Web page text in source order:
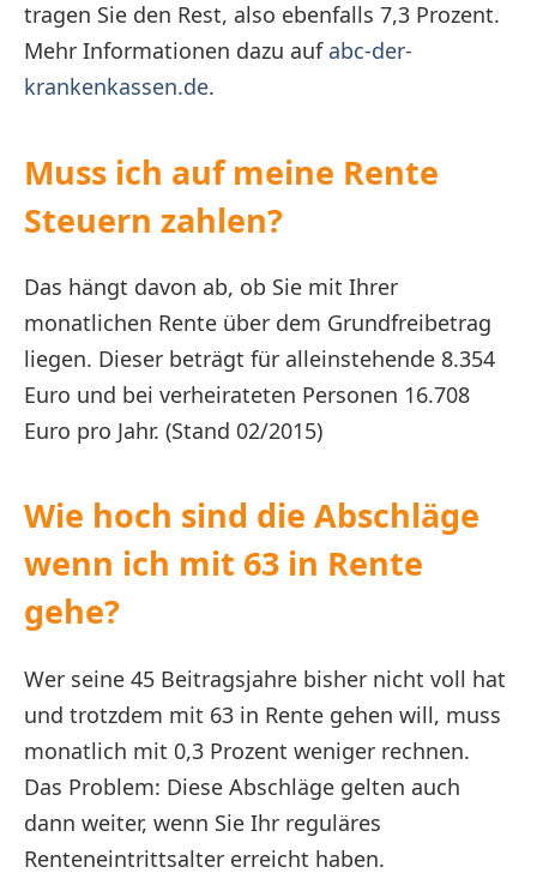
tragen Sie den Rest, also ebenfalls 7,3 Prozent.
Mehr Informationen dazu auf abc-der-
krankenkassen.de.
Muss ich auf meine Rente
Steuern zahlen?
Das hängt davon ab, ob Sie mit Ihrer
monatlichen Rente über dem Grundfreibetrag
liegen. Dieser beträgt für alleinstehende 8.354
Euro und bei verheirateten Personen 16.708
Euro pro Jahr. (Stand 02/2015)
Wie hoch sind die Abschläge
wenn ich mit 63 in Rente
gehe?
Wer seine 45 Beitragsjahre bisher nicht voll hat
und trotzdem mit 63 in Rente gehen will, muss
monatlich mit 0,3 Prozent weniger rechnen.
Das Problem: Diese Abschläge gelten auch
dann weiter, wenn Sie Ihr reguläres
Renteneintrittsalter erreicht haben.